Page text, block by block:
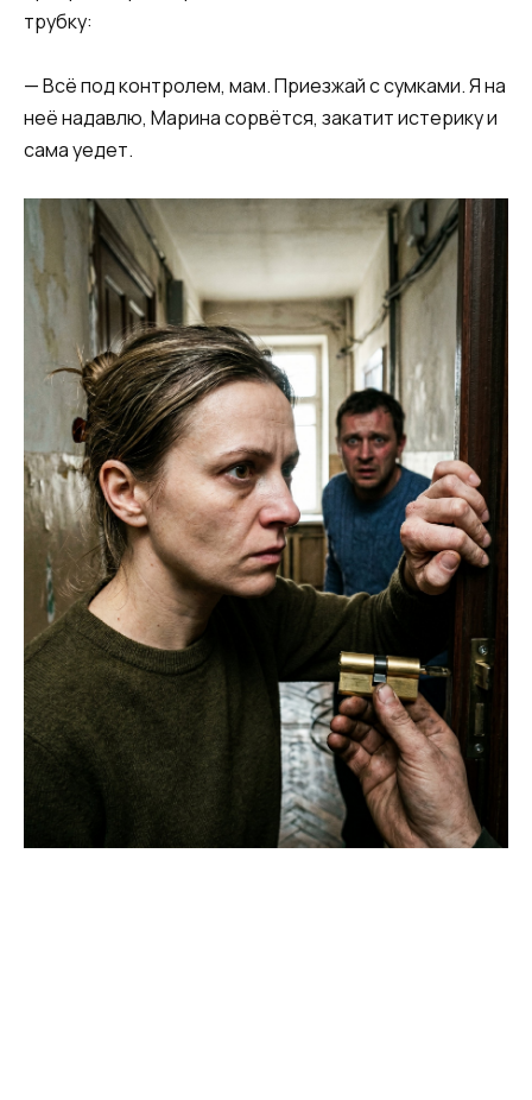
трубку:
— Всё под контролем, мам. Приезжай с сумками. Я на
неё надавлю, Марина сорвётся, закатит истерику и
сама уедет.